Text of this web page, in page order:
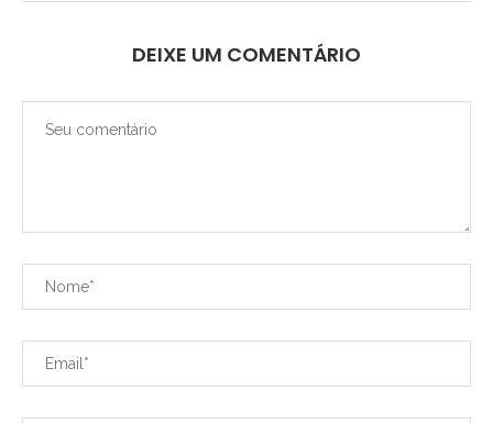
DEIXE UM COMENTÁRIO